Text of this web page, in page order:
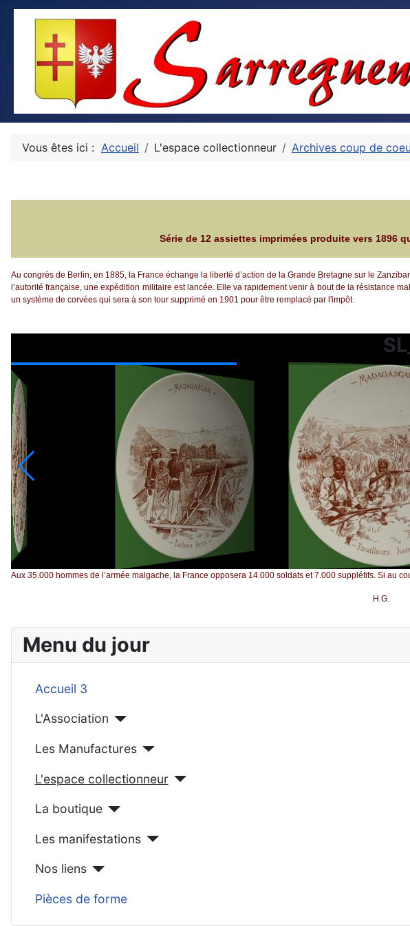
Menu du jour
Accueil 3
L'Association
Les Manufactures
L'espace collectionneur
La boutique
Les manifestations
Nos liens
Pièces de forme
Vous êtes ici : Accueil L'espace collectionneur Archives coup de
Série de 12 assiettes imprimées produite vers 1896
Au congrès de Berlin, en 1885, la France échange la liberté d’action de la Grande Bretagne sur le
l’autorité française, une expédition militaire est lancée. Elle va rapidement venir à bout de la résistance
un système de corvées qui sera à son tour supprimé en 1901 pour être remplacé par l'impôt.
Aux 35.000 hommes de l’armée malgache, la France opposera 14.000 soldats et 7.000 supplétifs. Si au
H.G.